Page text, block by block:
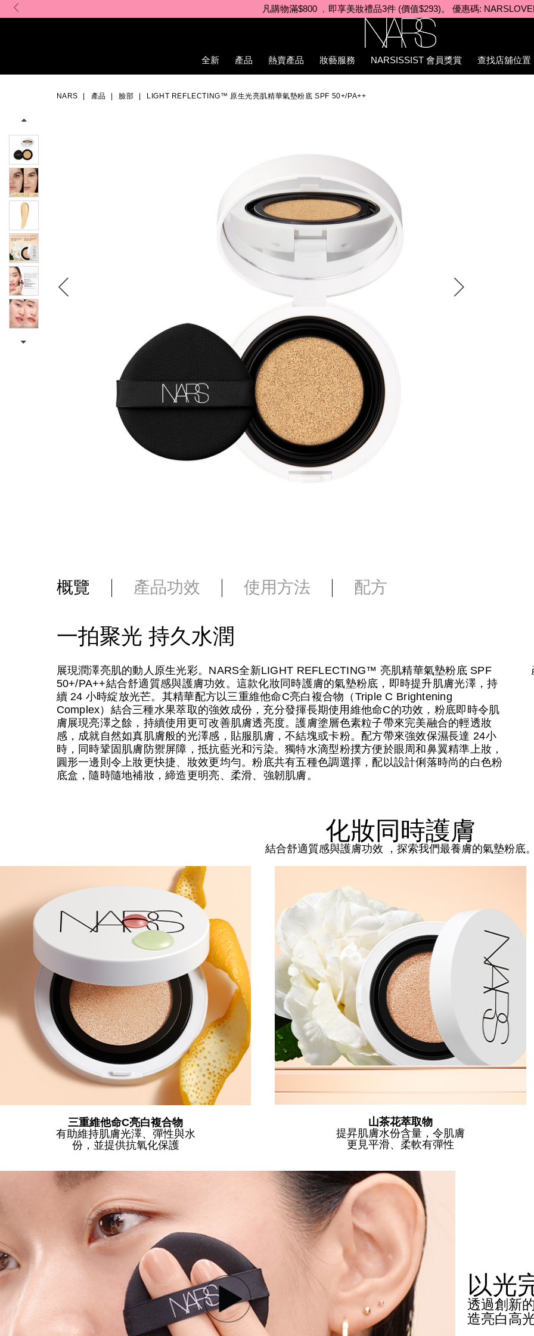
Skip
凡購物滿$980 ﹐即享美妝禮品4件 (價值$564)。優惠碼: DELUXE
全新
產品 熱賣產品 妝藝服務 NARSISSIST 會員獎賞 查找店舖位置
NARS 產品 臉部 LIGHT REFLECTING™ 原生光亮肌精華氣墊粉底 SPF 50+/PA++
50%2B%2Fpa%2B%2B/NARZ10746_hk.html
NARZ10746_hk
概覽 產品功效 使用方法 配方
一拍聚光 持久水潤
展現潤澤亮肌的動人原生光彩。NARS全新LIGHT REFLECTING™ 亮肌精華氣墊粉底 SPF
50+/PA++結合舒適質感與護膚功效。這款化妝同時護膚的氣墊粉底，即時提升肌膚光澤，持
續 24 小時綻放光芒。其精華配方以三重維他命C亮白複合物（Triple C Brightening
Complex）結合三種水果萃取的強效成份，充分發揮長期使用維他命C的功效，粉底即時令肌
膚展現亮澤之餘，持續使用更可改善肌膚透亮度。護膚塗層色素粒子帶來完美融合的輕透妝
感，成就自然如真肌膚般的光澤感，貼服肌膚，不結塊或卡粉。配方帶來強效保濕長達 24小
時，同時鞏固肌膚防禦屏障，抵抗藍光和污染。獨特水滴型粉撲方便於眼周和鼻翼精準上妝，
圓形一邊則令上妝更快捷、妝效更均勻。粉底共有五種色調選擇，配以設計俐落時尚的白色粉
底盒，隨時隨地補妝，締造更明亮、柔滑、強韌肌膚。
化妝同時護膚
結合舒適質感與護膚功效 ，探索我們最養膚的氣墊粉底
三重維他命C亮白複合物
有助維持肌膚光澤、彈性與水
份，並提供抗氧化保護
山茶花萃取物
提昇肌膚水份含量，令肌膚
更見平滑、柔軟有彈性
以光
透過創新
造亮白高